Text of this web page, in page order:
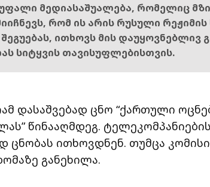
მედიასაშუალება, რომელიც
რომ ის არის რუსული რეჟიმის
ითხოვს მის დაუყოვნებლივ
სიტყვის თავისუფლებისთვის.
დასაშვებად ცნო “ქართული
წინააღმდეგ.
ცნობას ითხოვდნენ. თუმცა
განეხილა.